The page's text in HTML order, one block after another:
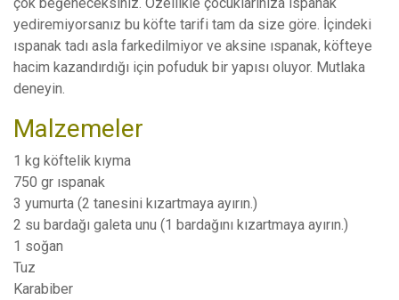
yediremiyorsanız bu köfte tarifi tam da size göre. İçindeki
ıspanak tadı asla farkedilmiyor ve aksine ıspanak, köfteye
hacim kazandırdığı için pofuduk bir yapısı oluyor. Mutlaka
deneyin.
Malzemeler
1 kg köftelik kıyma
750 gr ıspanak
3 yumurta (2 tanesini kızartmaya ayırın.)
2 su bardağı galeta unu (1 bardağını kızartmaya ayırın.)
1 soğan
Tuz
Karabiber